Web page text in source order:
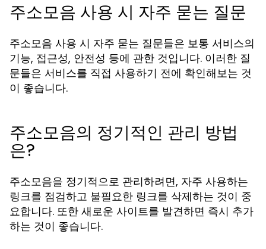
주소모음 사용 시 자주 묻는 질문
주소모음 사용 시 자주 묻는 질문들은 보통 서비스의
기능, 접근성, 안전성 등에 관한 것입니다. 이러한 질
문들은 서비스를 직접 사용하기 전에 확인해보는 것
이 좋습니다.
주소모음의 정기적인 관리 방법
은?
주소모음을 정기적으로 관리하려면, 자주 사용하는
링크를 점검하고 불필요한 링크를 삭제하는 것이 중
요합니다. 또한 새로운 사이트를 발견하면 즉시 추가
하는 것이 좋습니다.